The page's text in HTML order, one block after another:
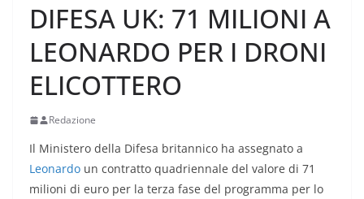
DIFESA UK: 71 MILIONI A
LEONARDO PER I DRONI
ELICOTTERO
Redazione
Il Ministero della Difesa britannico ha assegnato a
Leonardo un contratto quadriennale del valore di 71
milioni di euro per la terza fase del programma per lo